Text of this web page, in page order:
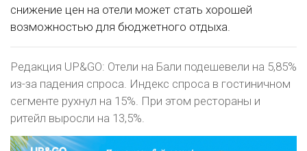
снижение цен на отели может стать хорошей
возможностью для бюджетного отдыха.
Редакция UP&GO: Отели на Бали подешевели на 5,85%
из-за падения спроса. Индекс спроса в гостиничном
сегменте рухнул на 15%. При этом рестораны и
ритейл выросли на 13,5%.